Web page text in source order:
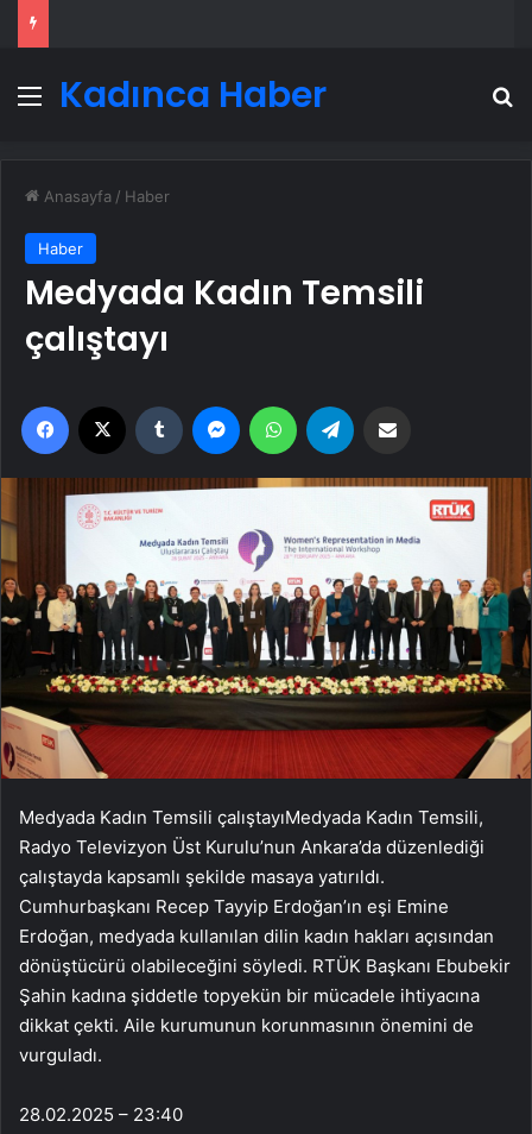
Menü
Kadınca Haber
Anasayfa / Haber
Haber
Medyada Kadın Temsili
çalıştayı
Facebook Tumblr MessengerWhatsApp
Medyada Kadın Temsili çalıştayıMedyada Kadın Temsili,
Radyo Televizyon Üst Kurulu’nun Ankara’da düzenlediği
çalıştayda kapsamlı şekilde masaya yatırıldı.
Cumhurbaşkanı Recep Tayyip Erdoğan’ın eşi Emine
Erdoğan, medyada kullanılan dilin kadın hakları açısından
dönüştücürü olabileceğini söyledi. RTÜK Başkanı Ebubekir
Şahin kadına şiddetle topyekün bir mücadele ihtiyacına
dikkat çekti. Aile kurumunun korunmasının önemini de
vurguladı.
28.02.2025 – 23:40